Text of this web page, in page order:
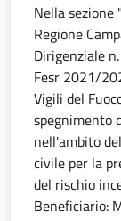
Nella
Regione
Dirigenziale
Fesr 2021/
Vigili del
spegnimento
nell'ambito
civile per la
del rischio
Beneficiario: